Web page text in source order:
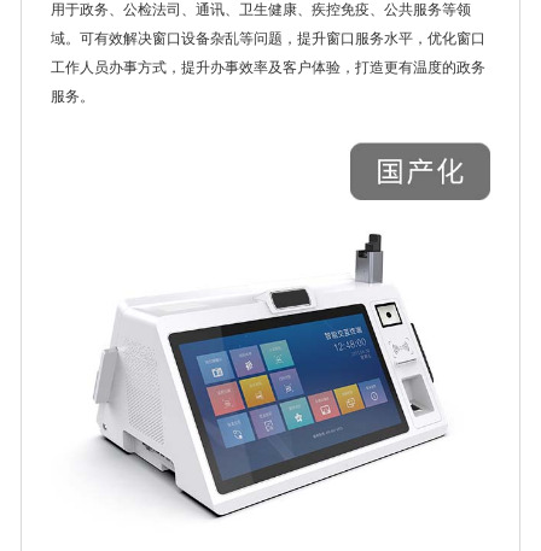
用于政务、公检法司、通讯、卫生健康、疾控免疫、公共服务等领
域。可有效解决窗口设备杂乱等问题，提升窗口服务水平，优化窗口
工作人员办事方式，提升办事效率及客户体验，打造更有温度的政务
服务。